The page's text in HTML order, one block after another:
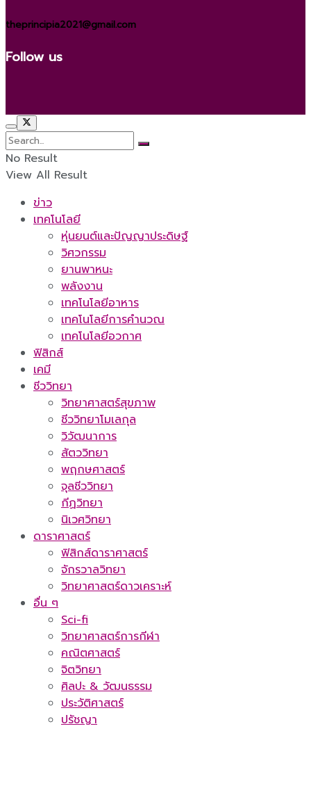
theprincipia2021@gmail.com
Follow us
No Result
View All Result
ข่าว
เทคโนโลยี
หุ่นยนต์และปัญญาประดิษฐ์
วิศวกรรม
ยานพาหนะ
พลังงาน
เทคโนโลยีอาหาร
เทคโนโลยีการคำนวณ
เทคโนโลยีอวกาศ
ฟิสิกส์
เคมี
ชีววิทยา
วิทยาศาสตร์สุขภาพ
ชีววิทยาโมเลกุล
วิวัฒนาการ
สัตววิทยา
พฤกษศาสตร์
จุลชีววิทยา
กีฏวิทยา
นิเวศวิทยา
ดาราศาสตร์
ฟิสิกส์ดาราศาสตร์
จักรวาลวิทยา
วิทยาศาสตร์ดาวเคราะห์
อื่น ๆ
Sci-fi
วิทยาศาสตร์การกีฬา
คณิตศาสตร์
จิตวิทยา
ศิลปะ & วัฒนธรรม
ประวัติศาสตร์
ปรัชญา